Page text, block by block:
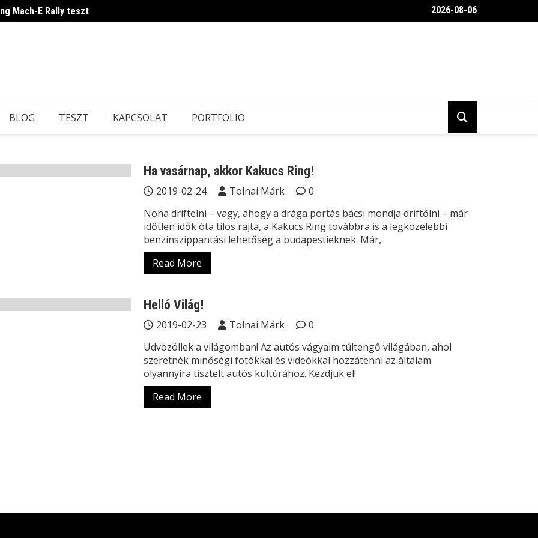
Mach-E Rally teszt 2026-08-06
BLOG TESZT KAPCSOLAT PORTFOLIO
Ha vasárnap, akkor Kakucs Ring!
2019-02-24 Tolnai Márk
0
Noha driftelni – vagy, ahogy a drága portás bácsi mondja driftőlni – már
időtlen idők óta tilos rajta, a Kakucs Ring továbbra is a legközelebbi
benzinszippantási lehetőség a budapestieknek. Már,
Read More
Helló Világ!
2019-02-23 Tolnai Márk
0
Üdvözöllek a világomban! Az autós vágyaim túltengő világában, ahol
szeretnék minőségi fotókkal és videókkal hozzátenni az általam
olyannyira tisztelt autós kultúrához. Kezdjük el!
Read More